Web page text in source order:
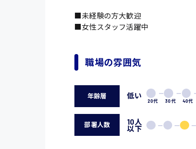
■未経験の方大歓迎
■女性スタッフ活躍中
職場の雰囲気
年齢層 低い
20代 30代 40代
部署人数 10人
以下